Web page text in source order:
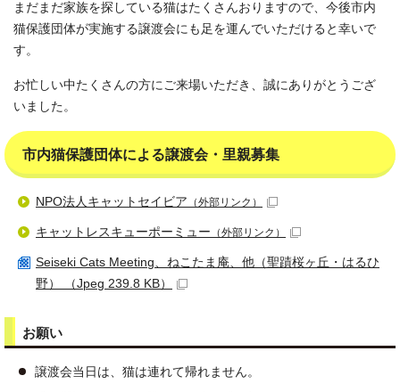
まだまだ家族を探している猫はたくさんおりますので、今後市内
猫保護団体が実施する譲渡会にも足を運んでいただけると幸いで
す。
お忙しい中たくさんの方にご来場いただき、誠にありがとうござ
いました。
市内猫保護団体による譲渡会・里親募集
NPO法人キャットセイビア （外部リンク）
キャットレスキューポーミュー （外部リンク）
Seiseki Cats Meeting、ねこたま庵、他（聖蹟桜ヶ丘・はるひ
野） （Jpeg 239.8 KB）
お願い
譲渡会当日は、猫は連れて帰れません。